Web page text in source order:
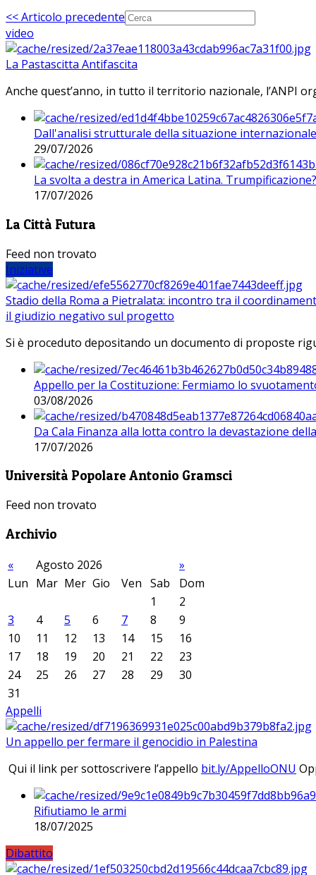
<< Articolo precedente
video
La Pastascitta Antifascita
Anche quest’anno, in tutto il territorio nazionale, l’ANPI
Dall'analisi strutturale della situazione
29/07/2026
La svolta a destra in America Latina. Trumpificazione?
17/07/2026
La Città Futura
Feed non trovato
Iniziative
Stadio della Roma a Pietralata: incontro tra il
il giudizio negativo sul progetto
Si è proceduto depositando un documento di proposte
Appello per la Costituzione: Fermiamo lo
03/08/2026
Da Cala Finanza alla lotta contro la devastazione
17/07/2026
Università Popolare Antonio Gramsci
Feed non trovato
Archivio
« Agosto 2026
»
Lun Mar Mer Gio Ven Sab
Dom
1
2
3
4 5 6 7 8
9
10
11 12 13 14 15
16
17
18 19 20 21 22
23
24
25 26 27 28 29
30
31
Appelli
Un appello per fermare il genocidio in Palestina
Qui il link per sottoscrivere l’appello bit.ly/AppelloONU
Rifiutiamo le armi
18/07/2025
Dibattito